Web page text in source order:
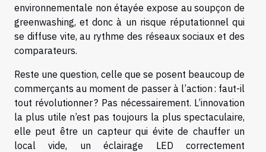
environnementale non étayée expose au soupçon de
greenwashing, et donc à un risque réputationnel qui
se diffuse vite, au rythme des réseaux sociaux et des
comparateurs.
Reste une question, celle que se posent beaucoup de
commerçants au moment de passer à l’action : faut-il
tout révolutionner ? Pas nécessairement. L’innovation
la plus utile n’est pas toujours la plus spectaculaire,
elle peut être un capteur qui évite de chauffer un
local vide, un éclairage LED correctement